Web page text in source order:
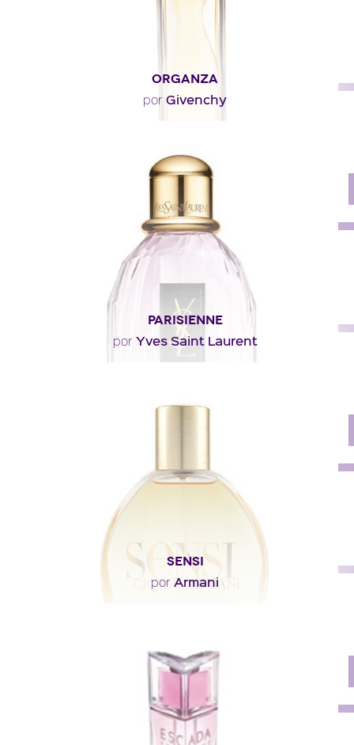
ORGANZA
por Givenchy
salvia, fresco como la madreselva y el palo ..."
Descripción del perfume
PARISIENNE
por Yves Saint Laurent
empolvados y almizclados. El acorde vinilo, el..."
SENSI
por Armani
Armani por el Oriente, las notas se superponen y..."
Descripción del perfume